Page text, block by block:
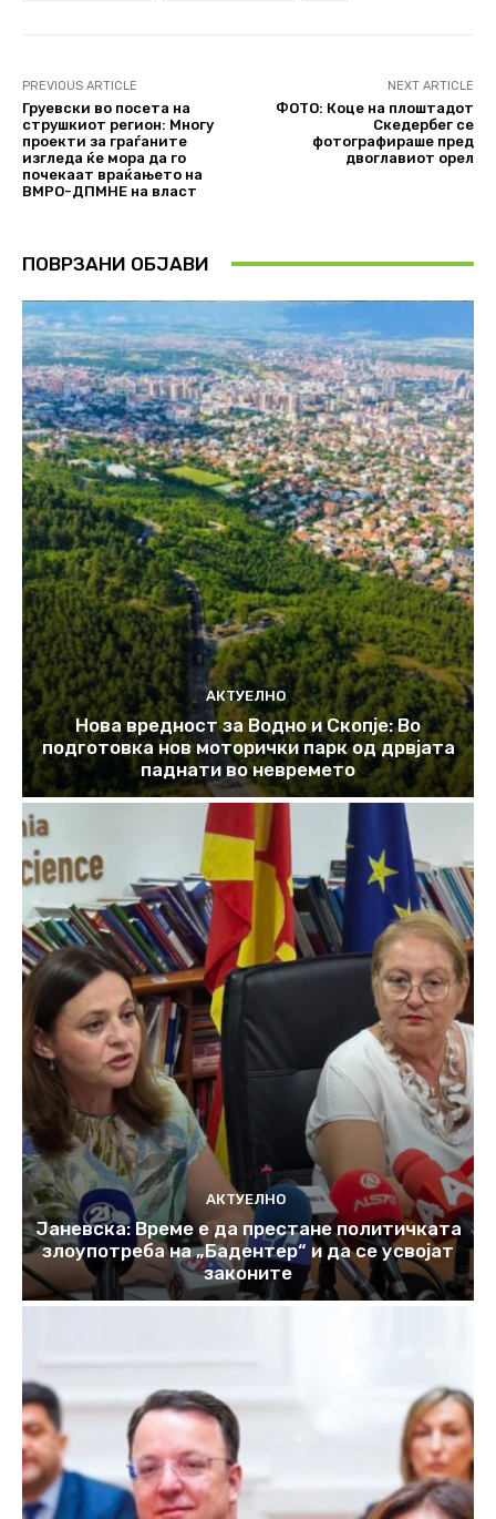
PREVIOUS ARTICLE
Груевски во посета на
струшкиот регион: Многу
проекти за граѓаните
изгледа ќе мора да го
почекаат враќањето на
ВМРО-ДПМНЕ на власт
NEXT ARTICLE
ФОТО: Коце на плоштадот
Скедербег се
фотографираше пред
двоглавиот орел
ПОВРЗАНИ ОБЈАВИ
АКТУЕЛНО
Нова вредност за Водно и Скопје: Во
подготовка нов моторички парк од дрвјата
паднати во невремето
АКТУЕЛНО
Јаневска: Време е да престане политичката
злоупотреба на „Бадентер“ и да се усвојат
законите